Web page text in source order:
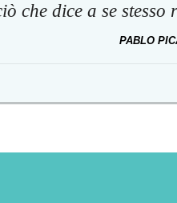
che dice a se
PABLO